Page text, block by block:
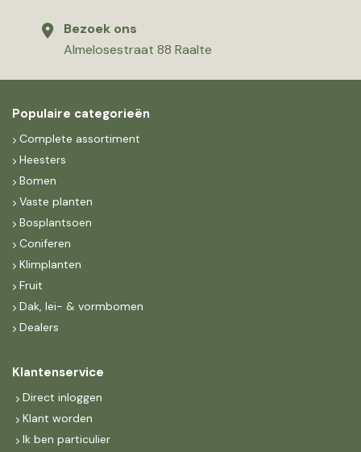
Bezoek ons
Almelosestraat 88 Raalte
Populaire categorieën
Complete assortiment
Heesters
Bomen
Vaste planten
Bosplantsoen
Coniferen
Klimplanten
Fruit
Dak, lei- & vormbomen
Dealers
Klantenservice
Direct inloggen
Klant worden
Ik ben particulier